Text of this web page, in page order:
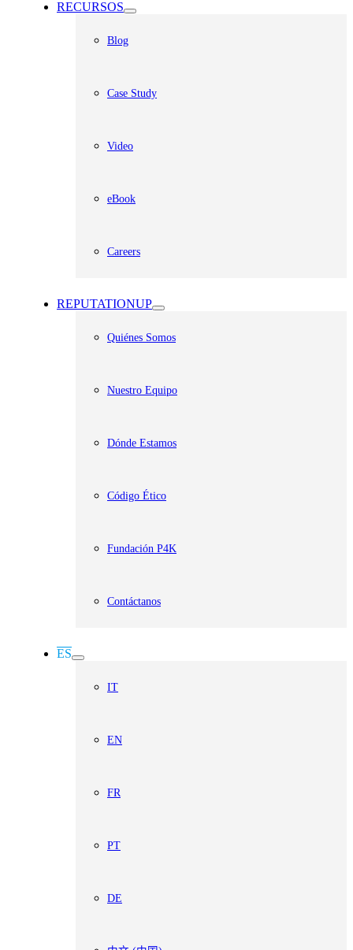
RECURSOS
Blog
Case Study
Video
eBook
Careers
REPUTATIONUP
Quiénes Somos
Nuestro Equipo
Dónde Estamos
Código Ético
Fundación P4K
Contáctanos
ES
IT
EN
FR
PT
DE